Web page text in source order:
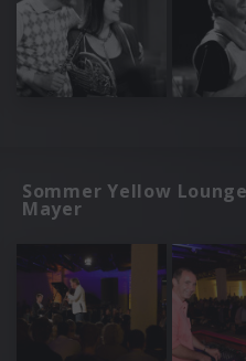
Sommer Yellow
Mayer